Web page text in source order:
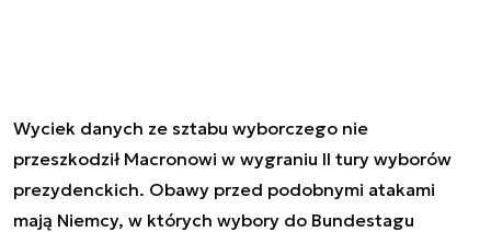
Wyciek danych ze sztabu wyborczego nie
przeszkodził Macronowi w wygraniu II tury wyborów
prezydenckich. Obawy przed podobnymi atakami
mają Niemcy, w których wybory do Bundestagu